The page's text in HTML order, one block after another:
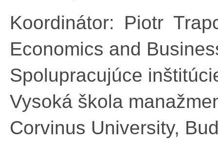
Koordinátor: Piotr
Economics and
Spolupracujúce
Vysoká škola
Corvinus University,